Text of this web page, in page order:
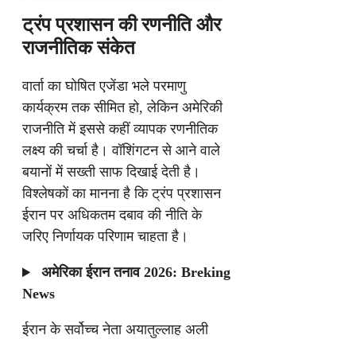
ट्रंप प्रशासन की रणनीति और
राजनीतिक संकेत
वार्ता का घोषित एजेंडा भले परमाणु
कार्यक्रम तक सीमित हो, लेकिन अमेरिकी
राजनीति में इससे कहीं व्यापक रणनीतिक
लक्ष्य की चर्चा है। वॉशिंगटन से आने वाले
बयानों में सख्ती साफ दिखाई देती है।
विश्लेषकों का मानना है कि ट्रंप प्रशासन
ईरान पर अधिकतम दबाव की नीति के
जरिए निर्णायक परिणाम चाहता है।
अमेरिका ईरान तनाव 2026: Breking
News
ईरान के सर्वोच्च नेता अयातुल्लाह अली